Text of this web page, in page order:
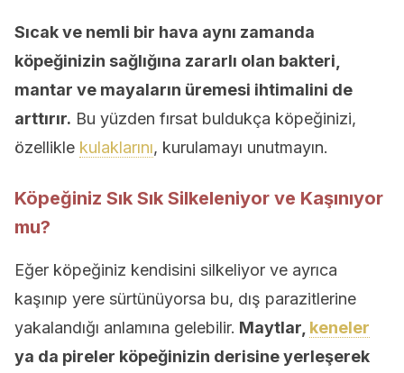
Sıcak ve nemli bir hava aynı zamanda
köpeğinizin sağlığına zararlı olan bakteri,
mantar ve mayaların üremesi ihtimalini de
arttırır. Bu yüzden fırsat buldukça köpeğinizi,
özellikle kulaklarını, kurulamayı unutmayın.
Köpeğiniz Sık Sık Silkeleniyor ve Kaşınıyor
mu?
Eğer köpeğiniz kendisini silkeliyor ve ayrıca
kaşınıp yere sürtünüyorsa bu, dış parazitlerine
yakalandığı anlamına gelebilir. Maytlar, keneler
ya da pireler köpeğinizin derisine yerleşerek